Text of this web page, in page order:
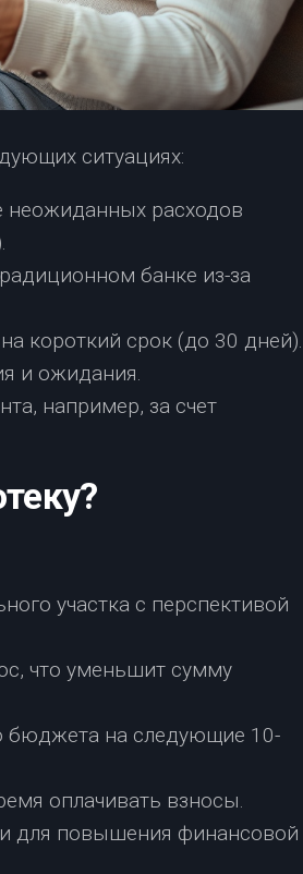
ситуациях:
неожиданных расходов
банке из-за
короткий срок (до 30 дней).
и ожидания.
например, за счет
участка с перспективой
что уменьшит сумму
бюджета на следующие 10-
оплачивать взносы.
для повышения финансовой